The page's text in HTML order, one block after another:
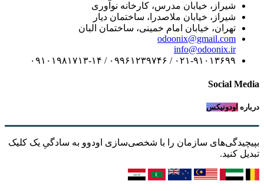
شیراز، خیابان مدرس، کارخانه نوآوری
شیراز، خیابان ملاصدرا، ساختمان دیار
تهران، خیابان امام خمینی، ساختمان البان
odoonix@gmail.com
info@odoonix.ir
۰۲۱-۹۱۰۱۳۶۹۹ / ۰۹۹۶۱۲۳۹۷۴۶ / ۰۹۱۰۱۹۸۱۷۱۳-۱۴
Social Media
درباره اودونیکس
بپیچیدگی‌های سازمان را با شخصی‌سازی اودوو به سادگیِ یک کلیک
تبدیل کنید.